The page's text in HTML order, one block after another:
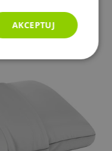
AKCEPTUJ
Targetowanie